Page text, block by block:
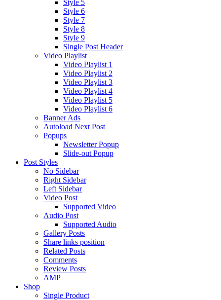
Style 5
Style 6
Style 7
Style 8
Style 9
Single Post Header
Video Playlist
Video Playlist 1
Video Playlist 2
Video Playlist 3
Video Playlist 4
Video Playlist 5
Video Playlist 6
Banner Ads
Autoload Next Post
Popups
Newsletter Popup
Slide-out Popup
Post Styles
No Sidebar
Right Sidebar
Left Sidebar
Video Post
Supported Video
Audio Post
Supported Audio
Gallery Posts
Share links position
Related Posts
Comments
Review Posts
AMP
Shop
Single Product